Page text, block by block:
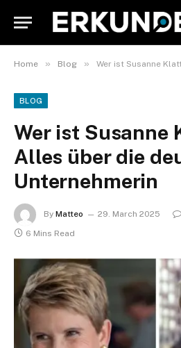
Home » Blog » Wer ist Susanne Klatten?
BLOG
Wer ist Susanne
Alles über die
Unternehmerin
By Matteo 29. March 2025
6 Mins Read